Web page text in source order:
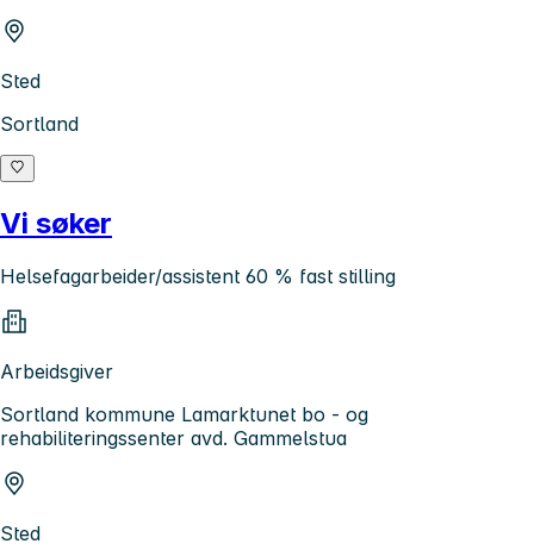
Sted
Sortland
Vi søker
Helsefagarbeider/assistent 60 % fast stilling
Arbeidsgiver
Sortland kommune Lamarktunet bo - og
rehabiliteringssenter avd. Gammelstua
Sted